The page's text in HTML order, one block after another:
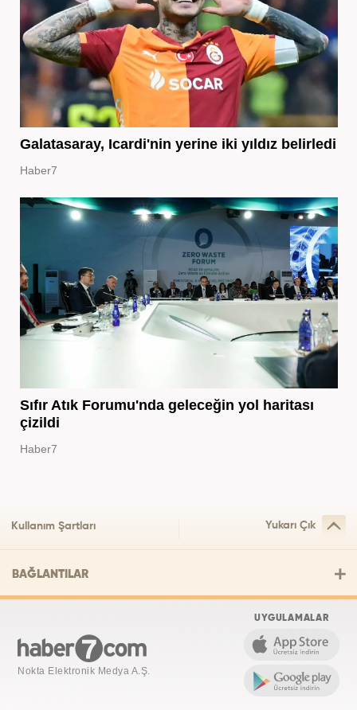
Galatasaray, Icardi'nin yerine iki yıldız belirledi
Haber7
Sıfır Atık Forumu'nda geleceğin yol haritası
çizildi
Haber7
Kullanım Şartları Yukarı Çık
BAĞLANTILAR
Nokta Elektronik Medya A.Ş.
UYGULAMALAR